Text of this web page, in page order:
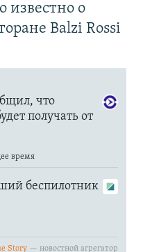
известно о
Balzi Rossi